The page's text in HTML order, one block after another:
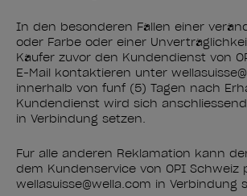
In den besonderen Fällen einer
oder Farbe oder einer
Käufer zuvor den Kundendienst von
E-Mail kontaktieren unter
innerhalb von fünf (5) Tagen nach
Kundendienst wird sich
in Verbindung setzen.
Für alle anderen Reklamation kann
dem Kundenservice von OPI Schweiz
wellasuisse@wella.com in Verbindung